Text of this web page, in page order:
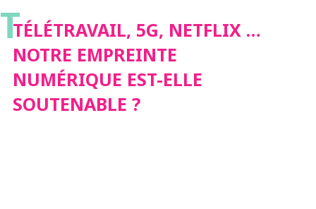
TTÉLÉTRAVAIL, 5G, NETFLIX …
NOTRE EMPREINTE
NUMÉRIQUE EST-ELLE
SOUTENABLE ?